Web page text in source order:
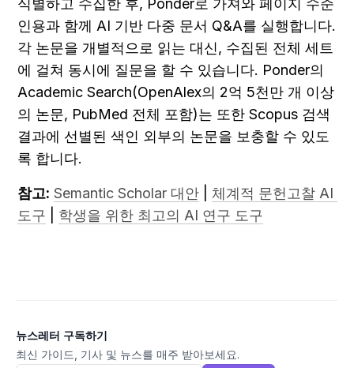
식별하고 수집한 후, Ponder로 가져와 페이지 수준
인용과 함께 AI 기반 다중 문서 Q&A를 실행합니다.
각 논문을 개별적으로 읽는 대신, 수집된 전체 세트
에 걸쳐 동시에 질문을 할 수 있습니다. Ponder의
Academic Search(OpenAlex의 2억 5천만 개 이상
의 논문, PubMed 전체 포함)는 또한 Scopus 검색
결과에 선별된 색인 외부의 논문을 보충할 수 있도
록 합니다.
참고: Semantic Scholar 대안
체계적 문헌고찰 AI
도구
학생을 위한 최고의 AI 연구 도구
뉴스레터 구독하기
최신 가이드, 기사 및 뉴스를 매주 받아보세요.